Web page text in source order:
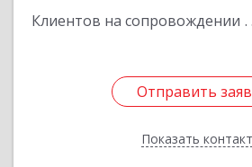
Клиентов на сопровождении
Отправить
Показать
Отправить
Назад